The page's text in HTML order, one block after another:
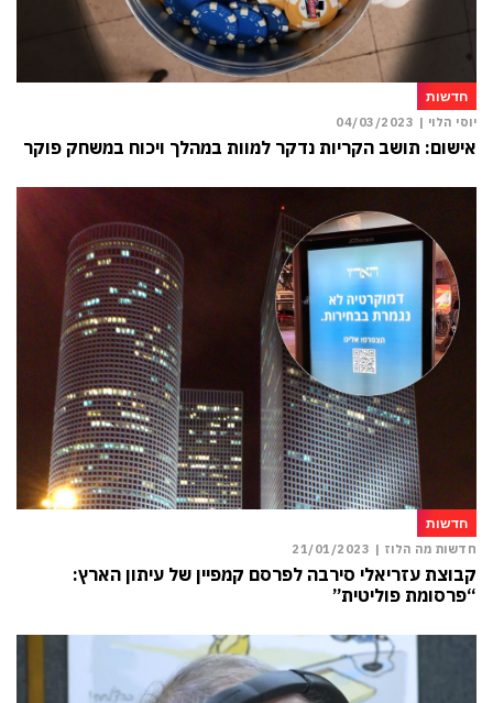
חדשות
יוסי הלוי | 04/03/2023
אישום: תושב הקריות נדקר למוות במהלך ויכוח במשחק פוקר
חדשות
חדשות מה הלוז | 21/01/2023
קבוצת עזריאלי סירבה לפרסם קמפיין של עיתון הארץ:
“פרסומת פוליטית”